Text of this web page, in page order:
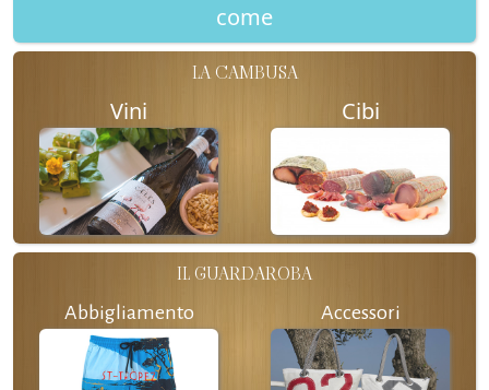
come
LA CAMBUSA
Vini Cibi
IL GUARDAROBA
Abbigliamento Accessori